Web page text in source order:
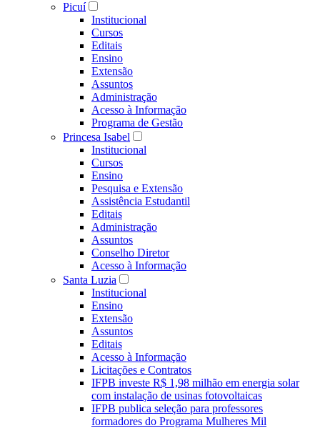
Picuí
Institucional
Cursos
Editais
Ensino
Extensão
Assuntos
Administração
Acesso à Informação
Programa de Gestão
Princesa Isabel
Institucional
Cursos
Ensino
Pesquisa e Extensão
Assistência Estudantil
Editais
Administração
Assuntos
Conselho Diretor
Acesso à Informação
Santa Luzia
Institucional
Ensino
Extensão
Assuntos
Editais
Acesso à Informação
Licitações e Contratos
IFPB investe R$ 1,98 milhão em energia solar
com instalação de usinas fotovoltaicas
IFPB publica seleção para professores
formadores do Programa Mulheres Mil